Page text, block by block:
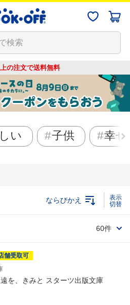
の注文で送料無料
い 子供 幸せ
ならびかえ
60件
舗受取可
を、きみと スターツ出版文庫